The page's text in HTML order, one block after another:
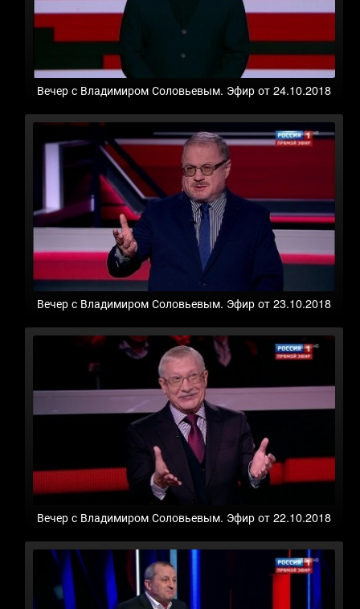
Вечер с Владимиром Соловьевым. Эфир от 24.10.2018
Вечер с Владимиром Соловьевым. Эфир от 23.10.2018
Вечер с Владимиром Соловьевым. Эфир от 22.10.2018